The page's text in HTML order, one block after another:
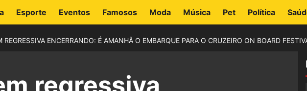
Esporte Eventos Famosos Moda Música Pet Política
REGRESSIVA ENCERRANDO: É AMANHÃ O EMBARQUE PARA O CRUZEIRO ON BOARD
regressiva